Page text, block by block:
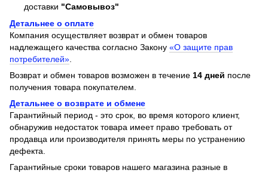
доставки "Самовывоз"
Детальнее о оплате
Компания осуществляет возврат и обмен товаров
надлежащего качества согласно Закону «О защите прав
потребителей»
Возврат и обмен товаров возможен в течение 14 дней после
получения товара покупателем.
Детальнее о возврате и обмене
Гарантийный период - это срок, во время которого клиент,
обнаружив недостаток товара имеет право требовать от
продавца или производителя принять меры по устранению
дефекта.
Гарантийные сроки товаров нашего магазина разные в